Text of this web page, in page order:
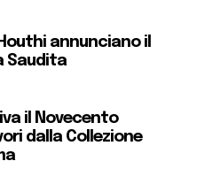
annunciano il
Saudita
il Novecento
dalla Collezione